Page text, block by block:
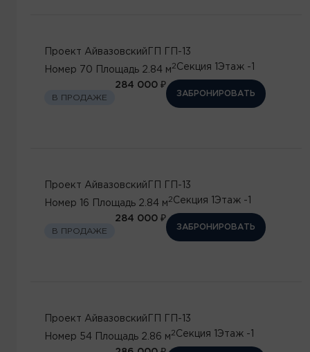
Проект Айвазовский ГП-13
Номер 70 Площадь 2.84 м2Секция Этаж -1
В ПРОДАЖЕ
284 000 ₽
ЗАБРОНИРОВАТЬ
Проект Айвазовский ГП-13
Номер 16 Площадь 2.84 м2Секция Этаж -1
В ПРОДАЖЕ
284 000 ₽
ЗАБРОНИРОВАТЬ
Проект Айвазовский ГП-13
Номер 54 Площадь 2.86 м2Секция Этаж -1